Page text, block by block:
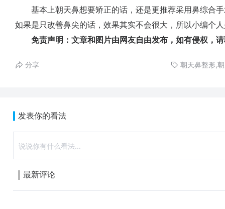
基本上朝天鼻想要矫正的话，还是更推荐采用鼻综合手
如果是只改善鼻尖的话，效果其实不会很大，所以小编个
免责声明：文章和图片由网友自由发布，如有侵权，
分享 朝天鼻整形,
发表你的看法
最新评论